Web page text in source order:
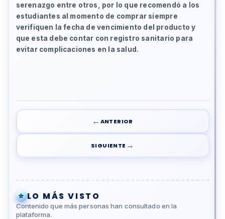
serenazgo entre otros, por lo que recomendó a los
estudiantes al momento de comprar siempre
verifiquen la fecha de vencimiento del producto y
que esta debe contar con registro sanitario para
evitar complicaciones en la salud.
← ANTERIOR
SIGUIENTE →
⭐LO MÁS VISTO
Contenido que más personas han consultado en la
plataforma.